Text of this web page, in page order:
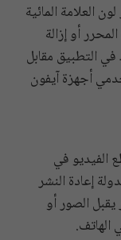
العلامة المائية
أو إزالة
في التطبيق مقابل
أجهزة آيفون
الفيديو في
إعادة النشر
الصور أو
الهاتف.